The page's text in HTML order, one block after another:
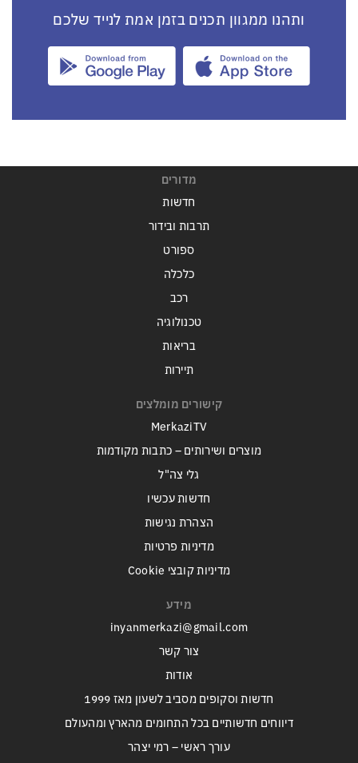
ותהנו ממגוון תכנים בזמן אמת לנייד שלכם
מדורים
חדשות
תרבות ובידור
ספורט
כלכלה
רכב
טכנולוגיה
בריאות
תיירות
קישורים מומלצים
MerkaziTV
מוצרים ושירותים – כתבות מקודמות
גלי צה"ל
חדשות עכשיו
הצהרת נגישות
מדיניות פרטיות
מדיניות קובצי Cookie
מידע
inyanmerkazi@gmail.com
צור קשר
אודות
חדשות וסקופים מסביב לשעון מאז 1999
דיווחים חדשותיים בכל התחומים מהארץ ומהעולם
עורך ראשי – רמי יצהר